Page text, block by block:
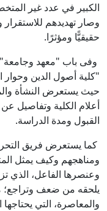
الكبير في عدد غير
وصار تهديدهم للاستقرار
حقيقيًّا ومؤثرًا.
وفى باب "معهد وجامعة"
"كلية أصول الدين وحوار
حيث يستعرض النشأة
أعلام الكلية وتفاصيل عن
القبول ومدة الدراسة.
كما يستعرض فريق
ومناهجهم وكيف يمثل
وعنصرها الفاعل، الذي
يلحقه من ضعف وتراجع؛
والمعاصرة، التي